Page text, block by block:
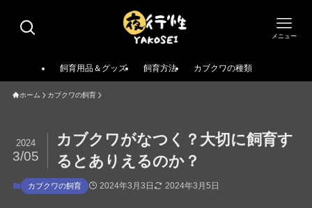
メニュー
飼育用品＆グッズ 飼育方法 カブクワの種類
ホーム カブクワの飼育
カブクワがなつく？大切に飼育す
るとありえるのか？
2024
3/05
カブクワの飼育 2024年3月3日 2024年3月5日